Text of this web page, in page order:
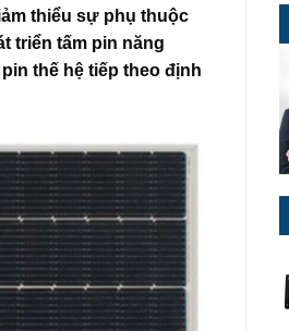
thiểu sự phụ thuộc
triển tấm pin năng
thế hệ tiếp theo định